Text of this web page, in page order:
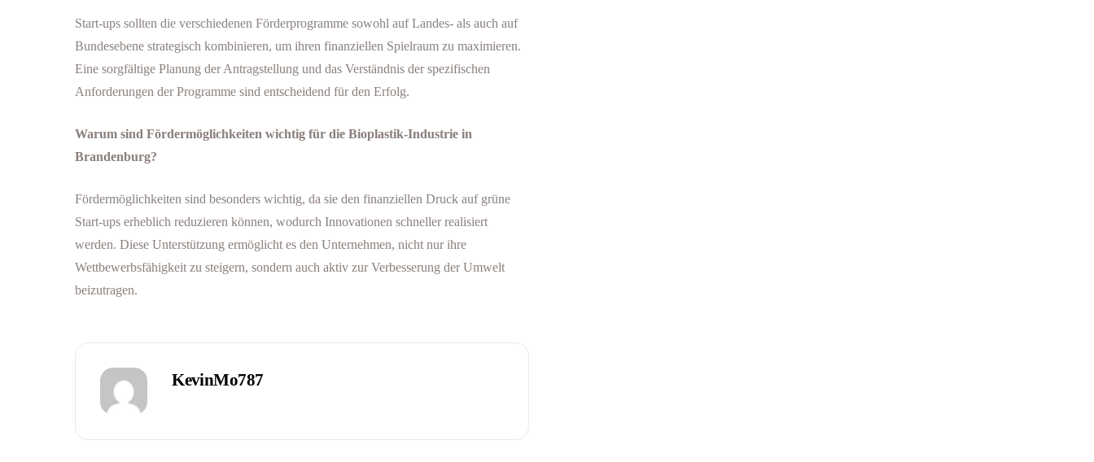
Start-ups sollten die verschiedenen Förderprogramme sowohl auf Landes- als auch auf
Bundesebene strategisch kombinieren, um ihren finanziellen Spielraum zu maximieren.
Eine sorgfältige Planung der Antragstellung und das Verständnis der spezifischen
Anforderungen der Programme sind entscheidend für den Erfolg.
Warum sind Fördermöglichkeiten wichtig für die Bioplastik-Industrie in
Brandenburg?
Fördermöglichkeiten sind besonders wichtig, da sie den finanziellen Druck auf grüne
Start-ups erheblich reduzieren können, wodurch Innovationen schneller realisiert
werden. Diese Unterstützung ermöglicht es den Unternehmen, nicht nur ihre
Wettbewerbsfähigkeit zu steigern, sondern auch aktiv zur Verbesserung der Umwelt
beizutragen.
KevinMo787